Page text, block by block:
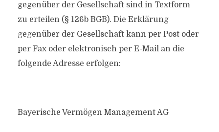
gegenüber der Gesellschaft sind in Textform
zu erteilen (§ 126b BGB). Die Erklärung
gegenüber der Gesellschaft kann per Post oder
per Fax oder elektronisch per E-Mail an die
folgende Adresse erfolgen:
Bayerische Vermögen Management AG